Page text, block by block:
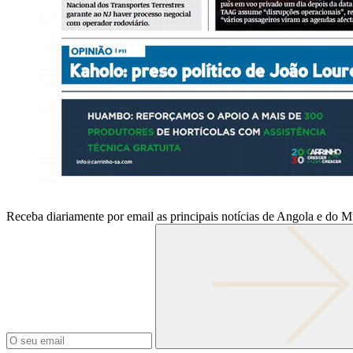
Receba diariamente por email as principais notícias de Angola e do